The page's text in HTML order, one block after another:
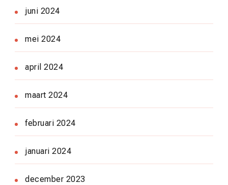
juni 2024
mei 2024
april 2024
maart 2024
februari 2024
januari 2024
december 2023